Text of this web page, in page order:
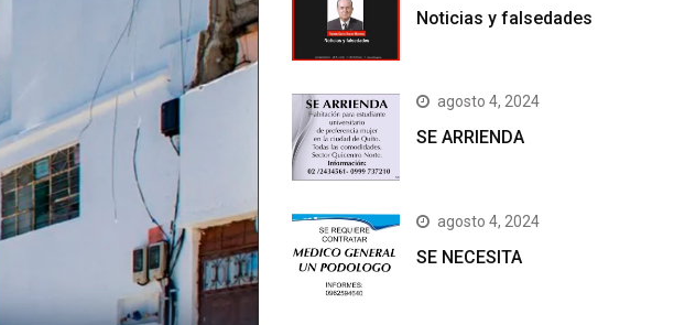
Noticias y falsedades
agosto 4, 2024
SE ARRIENDA
agosto 4, 2024
SE NECESITA